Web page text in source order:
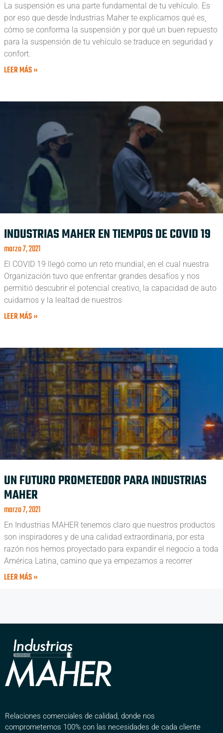
La suspensión es una parte fundamental de tu vehículo. Es
por eso que desde Industrias Maher te explicamos qué es,
cómo se conforma la suspensión y por qué un buen repuesto
para la suspensión de tu vehículo se traduce en seguridad y
confort.
LEER MÁS »
INDUSTRIAS MAHER EN TIEMPOS DE COVID 19
marzo 7, 2021
El COVID 19 llegó como un reto mundial, en el cual nuestra
Organización tuvo que enfrentar grandes desafíos y nos
permitió descubrir el potencial creativo, la capacidad de auto
cuidarnos y la lealtad de nuestros
LEER MÁS »
UN FUTURO PROMETEDOR PARA INDUSTRIAS
MAHER
marzo 7, 2021
En Industrias MAHER tenemos claro que nuestros productos
son inspiradores y de una calidad extraordinaria, por esta
razón nos hemos proyectado para expandir el negocio a toda
América Latina, camino que ya empezamos a recorrer
LEER MÁS »
Relaciones comerciales de calidad, donde nos
comprometemos 100% con las necesidades de cada cliente